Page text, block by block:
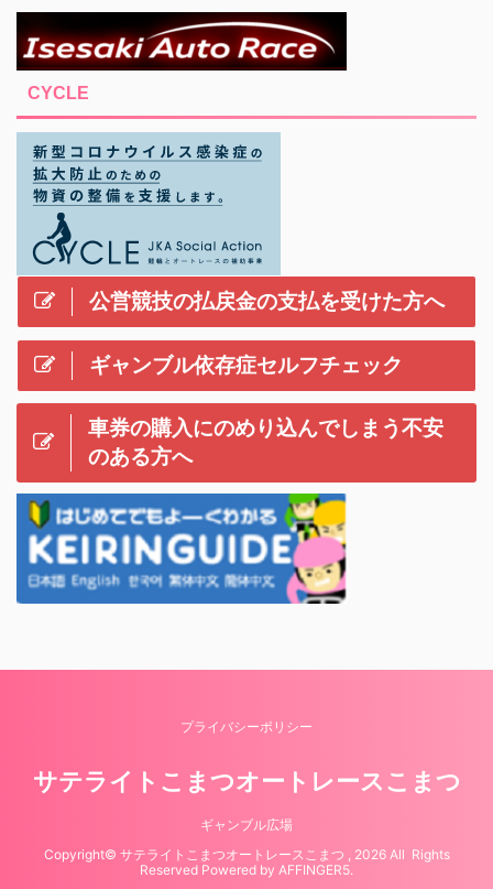
CYCLE
公営競技の払戻金の支払を受けた方へ
ギャンブル依存症セルフチェック
車券の購入にのめり込んでしまう不安
のある方へ
プライバシーポリシー
サテライトこまつオートレースこまつ
ギャンブル広場
Copyright© サテライトこまつオートレースこまつ , 2026 All Rights
Reserved Powered by AFFINGER5.